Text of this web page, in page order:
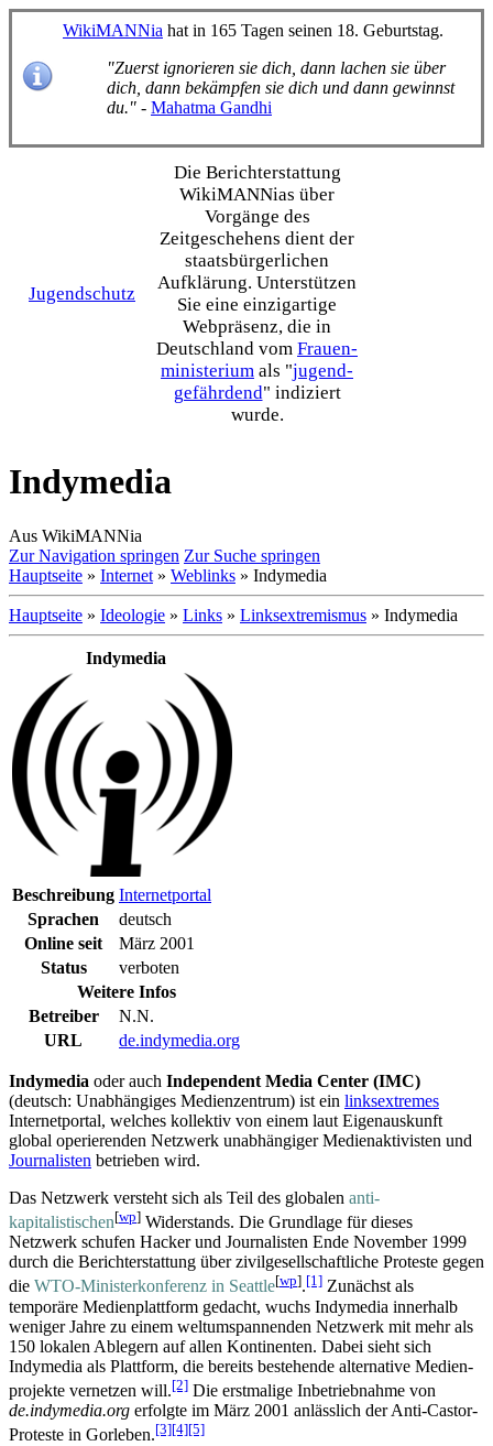
WikiMANNia hat in 165 Tagen seinen 18. Geburtstag.
"Zuerst ignorieren sie dich, dann lachen sie über
dich, dann bekämpfen sie dich und dann gewinnst
du." - Mahatma Gandhi
Jugendschutz
Die Bericht­erstattung
WikiMANNias über
Vorgänge des
Zeitgeschehens dient der
staats­bürgerlichen
Aufklärung. Unterstützen
Sie eine einzig­artige
Webpräsenz, die in
Deutschland vom Frauen­
ministerium als "jugend­
gefährdend" indiziert
wurde.
Indymedia
Aus WikiMANNia
Zur Navigation springen Zur Suche springen
Hauptseite » Internet » Weblinks » Indymedia
Hauptseite » Ideologie » Links » Linksextremismus » Indymedia
Indymedia
Beschreibung Internetportal
Sprachen
deutsch
Online seit
März 2001
Status
verboten
Weitere Infos
Betreiber
N.N.
URL
de.indymedia.org
Indymedia oder auch Independent Media Center (IMC)
(deutsch: Unabhängiges Medienzentrum) ist ein links­extremes
Internet­portal, welches kollektiv von einem laut Eigenauskunft
global operierenden Netzwerk unabhängiger Medien­aktivisten und
Journalisten betrieben wird.
Das Netzwerk versteht sich als Teil des globalen anti­
kapitalistischen[wp] Widerstands. Die Grundlage für dieses
Netzwerk schufen Hacker und Journalisten Ende November 1999
durch die Bericht­erstattung über zivilgesellschaftliche Proteste gegen
die WTO-Minister­konferenz in Seattle[wp].[1] Zunächst als
temporäre Medien­plattform gedacht, wuchs Indymedia innerhalb
weniger Jahre zu einem welt­um­spannenden Netzwerk mit mehr als
150 lokalen Ablegern auf allen Kontinenten. Dabei sieht sich
Indymedia als Plattform, die bereits bestehende alternative Medien­
projekte vernetzen will.[2] Die erstmalige Inbetriebnahme von
de.indymedia.org erfolgte im März 2001 anlässlich der Anti-Castor-
Proteste in Gorleben.[3][4][5]